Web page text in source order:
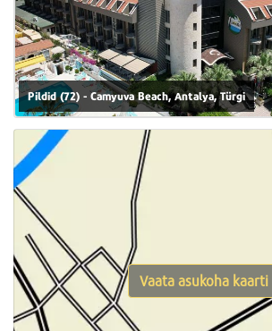
Pildid (72) - Camyuva Beach, Antalya, Türgi
Vaata asukoha kaarti